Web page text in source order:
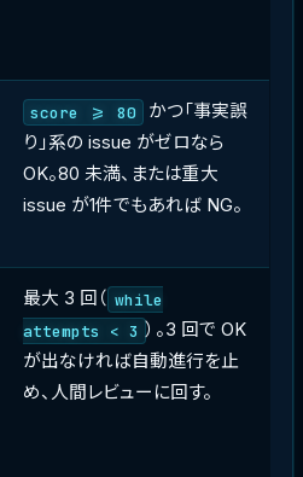
score >= 80
かつ「事実誤
り」系の issue がゼロなら
OK。80 未満、または重大
issue が1件でもあれば NG。
最大 3 回（ while
attempts < 3 ）。3 回で OK
が出なければ自動進行を止
め、人間レビューに回す。